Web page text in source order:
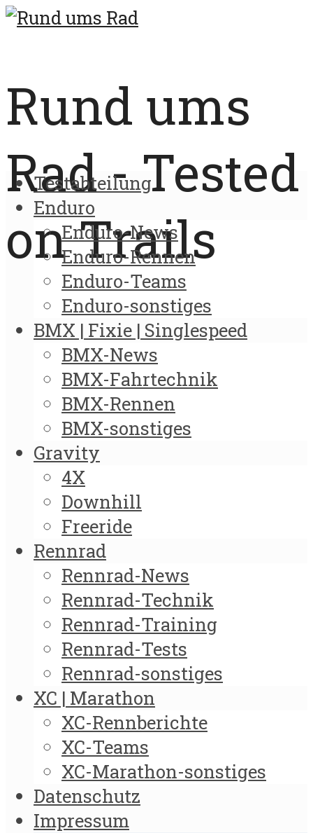
Rund ums
Rad - Tested
on Trails
Testabteilung
Enduro
Enduro-News
Enduro-Rennen
Enduro-Teams
Enduro-sonstiges
BMX | Fixie | Singlespeed
BMX-News
BMX-Fahrtechnik
BMX-Rennen
BMX-sonstiges
Gravity
4X
Downhill
Freeride
Rennrad
Rennrad-News
Rennrad-Technik
Rennrad-Training
Rennrad-Tests
Rennrad-sonstiges
XC | Marathon
XC-Rennberichte
XC-Teams
XC-Marathon-sonstiges
Datenschutz
Impressum